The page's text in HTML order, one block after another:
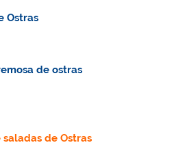
Ostras
de ostras
saladas de Ostras